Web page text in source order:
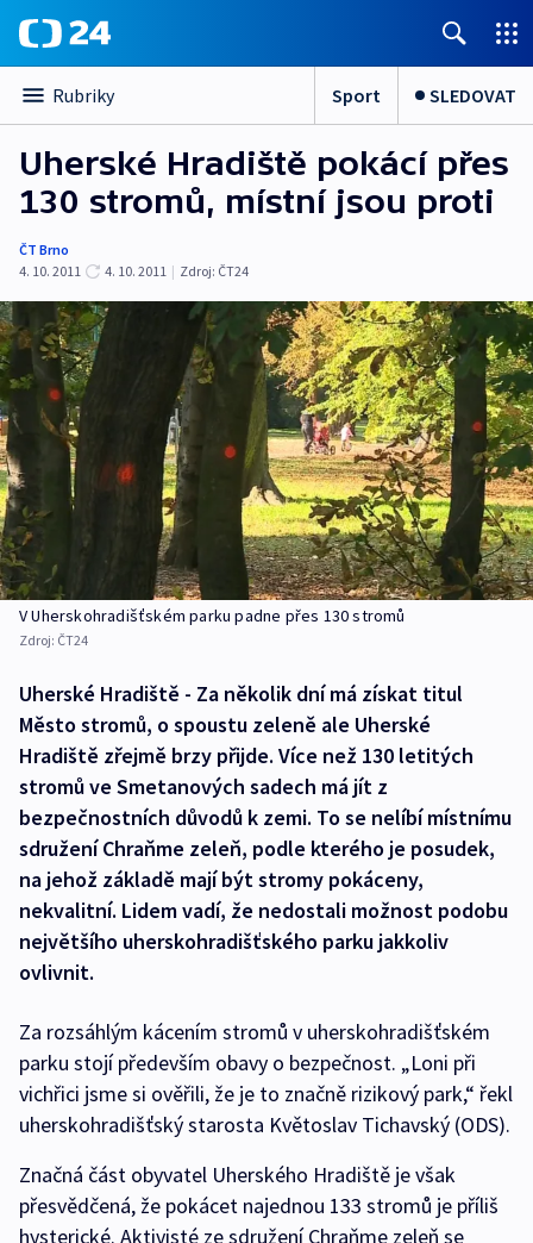
Rubriky Sport SLEDOVAT
Uherské Hradiště pokácí přes
130 stromů, místní jsou proti
ČT Brno
4. 10. 2011
4. 10. 2011 | Zdroj: ČT24
V Uherskohradišťském parku padne přes 130 stromů
Zdroj: ČT24
Uherské Hradiště - Za několik dní má získat titul
Město stromů, o spoustu zeleně ale Uherské
Hradiště zřejmě brzy přijde. Více než 130 letitých
stromů ve Smetanových sadech má jít z
bezpečnostních důvodů k zemi. To se nelíbí místnímu
sdružení Chraňme zeleň, podle kterého je posudek,
na jehož základě mají být stromy pokáceny,
nekvalitní. Lidem vadí, že nedostali možnost podobu
největšího uherskohradišťského parku jakkoliv
ovlivnit.
Za rozsáhlým kácením stromů v uherskohradišťském
parku stojí především obavy o bezpečnost. „Loni při
vichřici jsme si ověřili, že je to značně rizikový park,“ řekl
uherskohradišťský starosta Květoslav Tichavský (ODS).
Značná část obyvatel Uherského Hradiště je však
přesvědčená, že pokácet najednou 133 stromů je příliš
hysterické. Aktivisté ze sdružení Chraňme zeleň se